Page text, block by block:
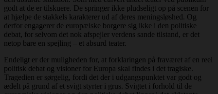
godt at de er tilskuere. De springer ikke pludseligt op på scenen for
at hjælpe de stakkels karakterer ud af deres meningsløshed. Og
derfor engagerer de europæiske borgere sig ikke i den politiske
debat, for selvom det nok afspejler verdens sande tilstand, er det
netop bare en spejling – et absurd teater.
Endeligt er der muligheden for, at forklaringen på fraværet af en reel
politisk debat og visioner for Europa skal findes i det tragiske.
Tragedien er sørgelig, fordi det der i udgangspunktet var godt og
ædelt på grund af et svigt styrter i grus. Svigtet i forhold til de